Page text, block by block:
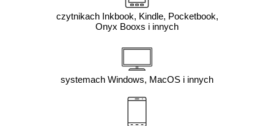
czytnikach Inkbook, Kindle, Pocketbook,
Onyx Booxs i innych
systemach Windows, MacOS i innych